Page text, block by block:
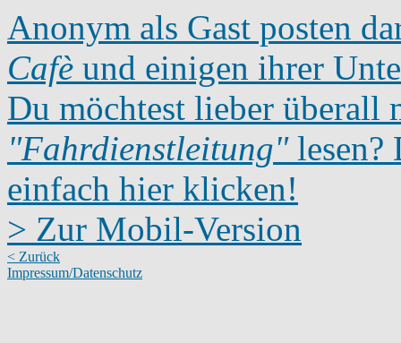
Anonym als Gast posten
Cafè und einigen ihrer
Du möchtest lieber überall
"Fahrdienstleitung"lesen?
einfach hier klicken!
> Zur Mobil-Version
< Zurück
Impressum/Datenschutz